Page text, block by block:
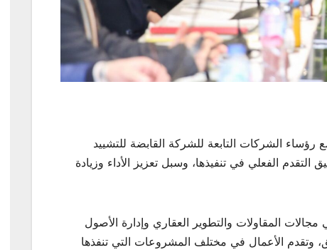
الشركات التابعة للشركة القابضة للتشييد
الفعلي في تنفيذها، وسبل تعزيز الأداء وزيادة
المقاولات والتطوير العقاري وإدارة الأصول
وتقدم الأعمال في مختلف المشروعات التي تنفذها